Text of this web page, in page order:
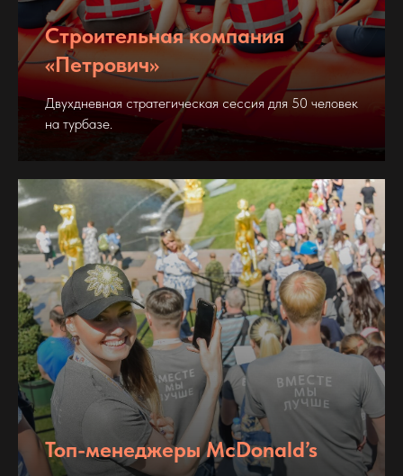
Строительная компания
«Петрович»
Двухдневная стратегическая сессия для 50 человек
на турбазе.
Топ-менеджеры McDonald’s